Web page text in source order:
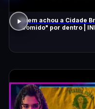
Quem achou a Cidade
"comido" por dentro | INEXPLICÁVEL